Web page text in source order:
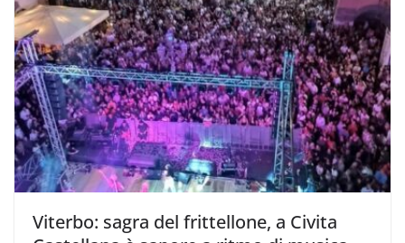
Viterbo: sagra del frittellone, a Civita